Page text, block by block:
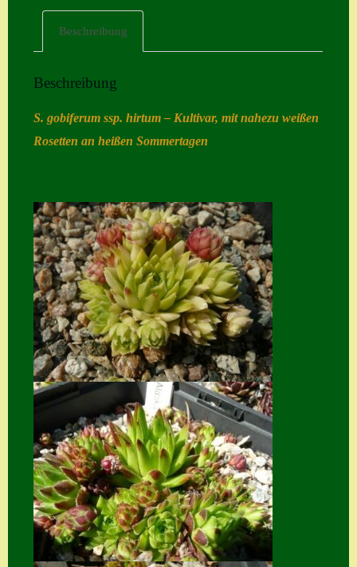
Impressum
Mein Konto
Naturformen
S. x nixonii
Semps die ich
suche
Semps von A – Z
Shop
Suche
Sue Thomas
Translator
Versand
Versand von
Semps
Beschreibung
Beschreibung
S. gobiferum ssp. hirtum – Kultivar, mit nahezu weißen
Rosetten an heißen Sommertagen